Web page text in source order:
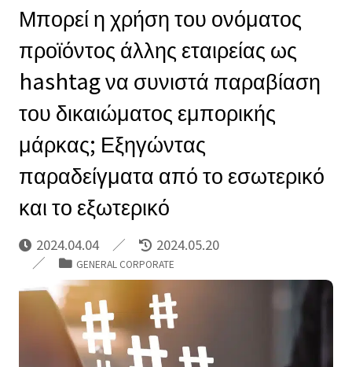
Μπορεί η χρήση του ονόματος
προϊόντος άλλης εταιρείας ως
hashtag να συνιστά παραβίαση
του δικαιώματος εμπορικής
μάρκας; Εξηγώντας
παραδείγματα από το εσωτερικό
και το εξωτερικό
2024.04.04 2024.05.20
GENERAL CORPORATE